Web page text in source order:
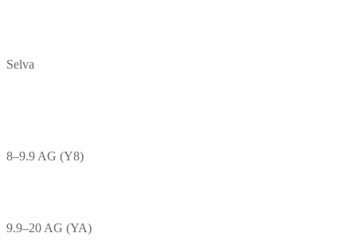
Selva
8–9.9 AG (Y8)
9.9–20 AG (YA)